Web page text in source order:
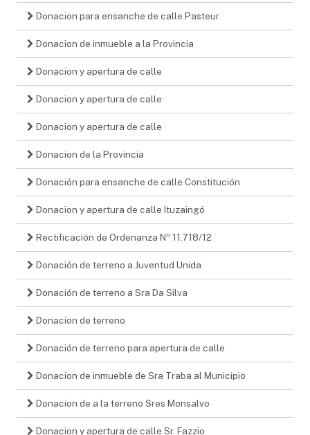
Donacion para ensanche de calle Pasteur
Donacion de inmueble a la Provincia
Donacion y apertura de calle
Donacion y apertura de calle
Donacion y apertura de calle
Donacion de la Provincia
Donación para ensanche de calle Constitución
Donacion y apertura de calle Ituzaingó
Rectificación de Ordenanza Nº 11.718/12
Donación de terreno a Juventud Unida
Donación de terreno a Sra Da Silva
Donacion de terreno
Donación de terreno para apertura de calle
Donacion de inmueble de Sra Traba al Municipio
Donacion de a la terreno Sres Monsalvo
Donacion y apertura de calle Sr. Fazzio